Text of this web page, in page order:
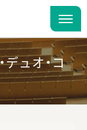
ュオ・コ